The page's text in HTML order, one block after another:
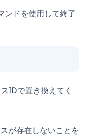
ンドを使用して終了
IDで置き換えてく
が存在しないことを